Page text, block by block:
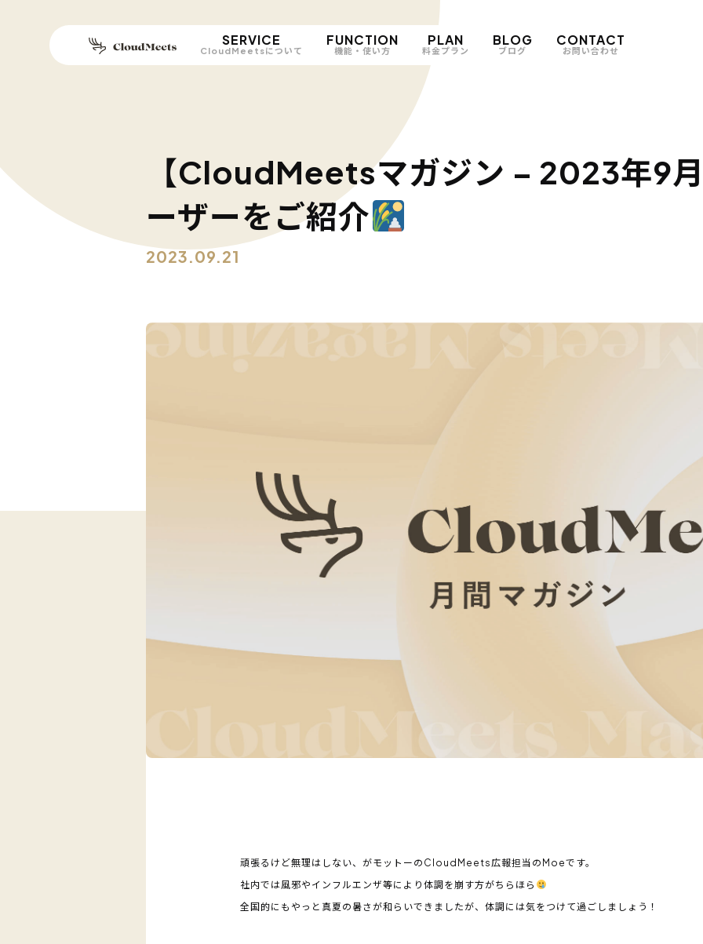
SERVICE
CloudMeetsについて
FUNCTION
機能・使い方
PLAN
料金プラン
BLOG
ブログ
CONTACT
お問い合わせ
【CloudMeetsマガジン – 2023年9
ーザーをご紹介
2023.09.21
頑張るけど無理はしない、がモットーのCloudMeets広報担当のMoeです。
社内では風邪やインフルエンザ等により体調を崩す方がちらほら
全国的にもやっと真夏の暑さが和らいできましたが、体調には気をつけて過ごしましょう！